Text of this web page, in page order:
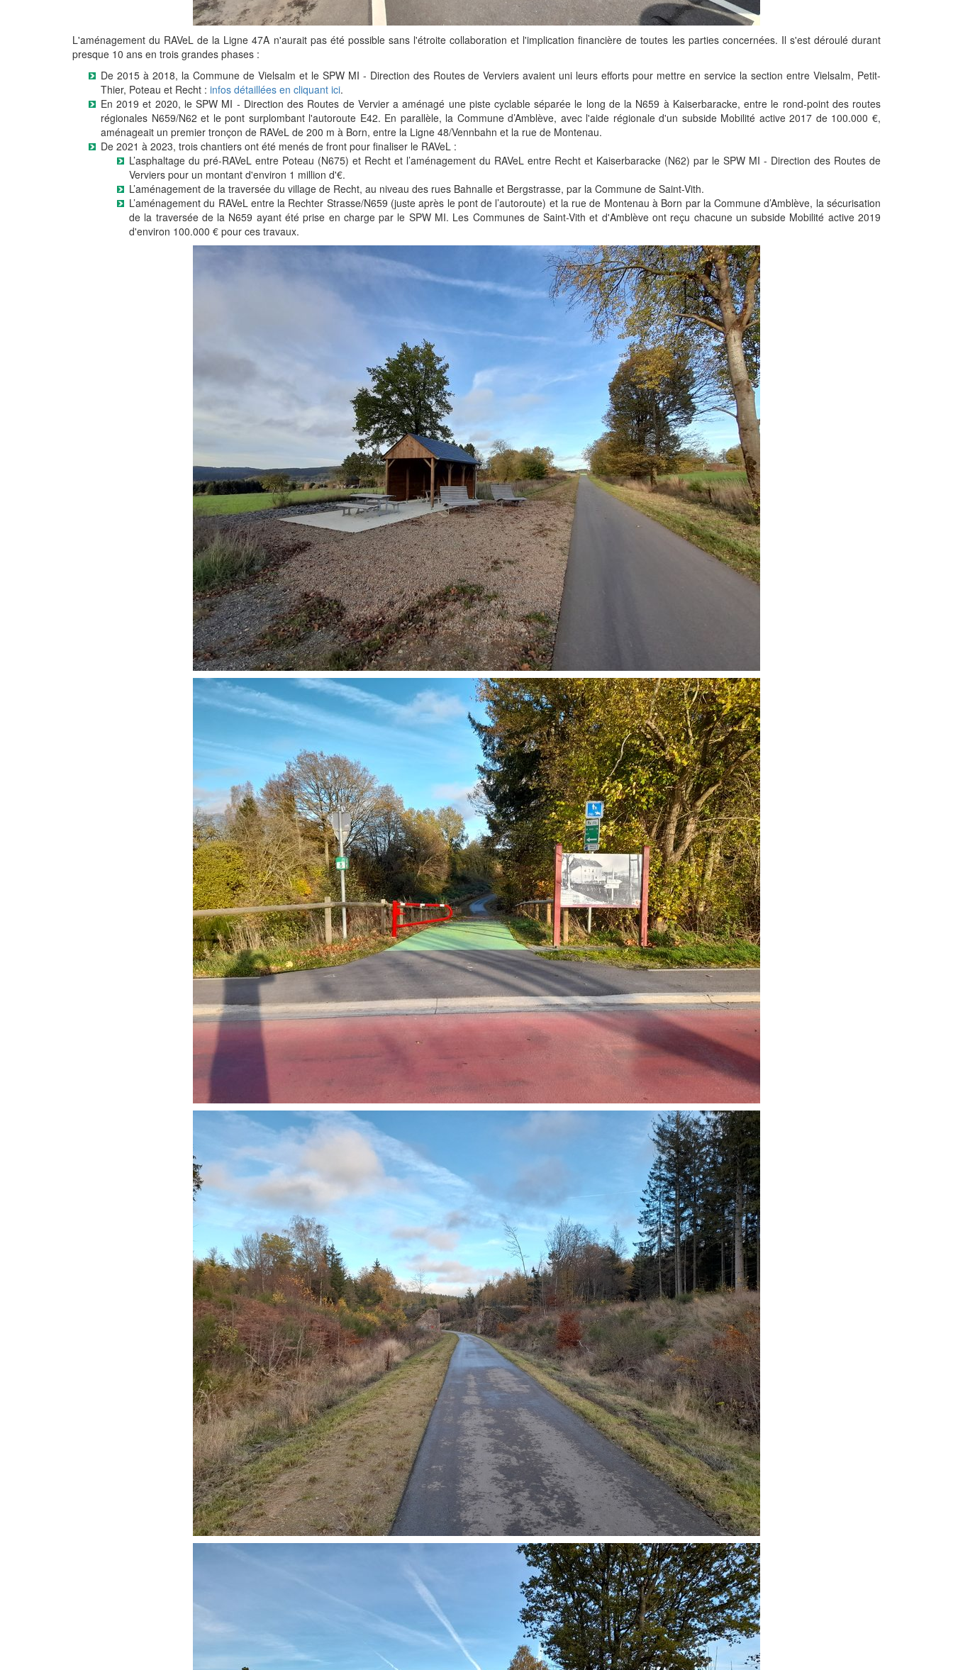
L'aménagement du RAVeL de la Ligne 47A n'aurait pas été possible sans l'étroite collaboration et l'implication financière de toutes les parties concernées. Il s'est déroulé durant
presque 10 ans en trois grandes phases :
De 2015 à 2018, la Commune de Vielsalm et le SPW MI - Direction des Routes de Verviers avaient uni leurs efforts pour mettre en service la section entre Vielsalm, Petit-
Thier, Poteau et Recht : infos détaillées en cliquant ici.
En 2019 et 2020, le SPW MI - Direction des Routes de Vervier a aménagé une piste cyclable séparée le long de la N659 à Kaiserbaracke, entre le rond-point des routes
régionales N659/N62 et le pont surplombant l'autoroute E42. En parallèle, la Commune d’Amblève, avec l'aide régionale d'un subside Mobilité active 2017 de 100.000 €,
aménageait un premier tronçon de RAVeL de 200 m à Born, entre la Ligne 48/Vennbahn et la rue de Montenau.
De 2021 à 2023, trois chantiers ont été menés de front pour finaliser le RAVeL :
L’asphaltage du pré-RAVeL entre Poteau (N675) et Recht et l’aménagement du RAVeL entre Recht et Kaiserbaracke (N62) par le SPW MI - Direction des Routes de
Verviers pour un montant d'environ 1 million d'€.
L’aménagement de la traversée du village de Recht, au niveau des rues Bahnalle et Bergstrasse, par la Commune de Saint-Vith.
L’aménagement du RAVeL entre la Rechter Strasse/N659 (juste après le pont de l’autoroute) et la rue de Montenau à Born par la Commune d’Amblève, la sécurisation
de la traversée de la N659 ayant été prise en charge par le SPW MI. Les Communes de Saint-Vith et d'Amblève ont reçu chacune un subside Mobilité active 2019
d'environ 100.000 € pour ces travaux.